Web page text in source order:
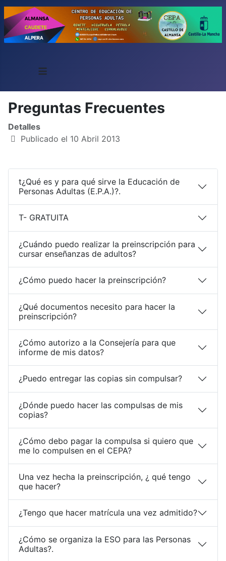
≡
Preguntas Frecuentes
Detalles
Publicado el 10 Abril 2013
t¿Qué es y para qué sirve la Educación de
Personas Adultas (E.P.A.)?.
T- GRATUITA
¿Cuándo puedo realizar la preinscripción para
cursar enseñanzas de adultos?
¿Cómo puedo hacer la preinscripción?
¿Qué documentos necesito para hacer la
preinscripción?
¿Cómo autorizo a la Consejería para que
informe de mis datos?
¿Puedo entregar las copias sin compulsar?
¿Dónde puedo hacer las compulsas de mis
copias?
¿Cómo debo pagar la compulsa si quiero que
me lo compulsen en el CEPA?
Una vez hecha la preinscripción, ¿ qué tengo
que hacer?
¿Tengo que hacer matrícula una vez admitido?
¿Cómo se organiza la ESO para las Personas
Adultas?.